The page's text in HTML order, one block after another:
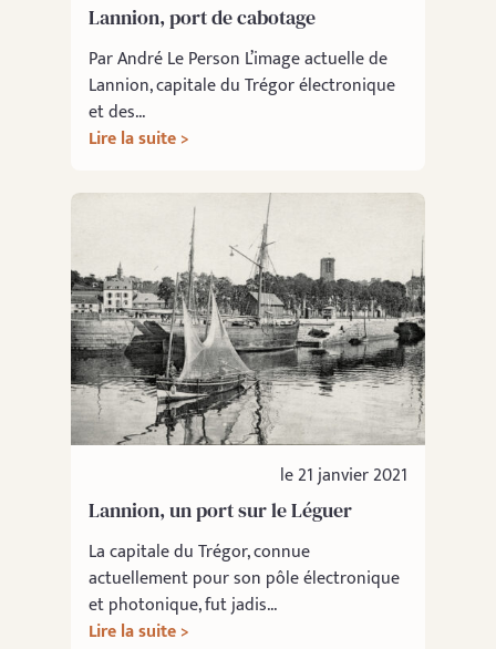
Lannion, port de cabotage
Par André Le Person L’image actuelle de
Lannion, capitale du Trégor électronique
et des...
Lire la suite >
le 21 janvier 2021
Lannion, un port sur le Léguer
La capitale du Trégor, connue
actuellement pour son pôle électronique
et photonique, fut jadis...
Lire la suite >